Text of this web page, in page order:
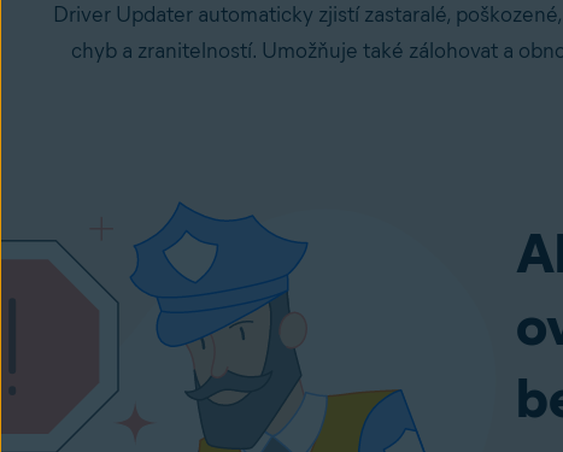
Driver Updater automaticky zjistí zastaralé,
chyb a zranitelností. Umožňuje také zálohovat a